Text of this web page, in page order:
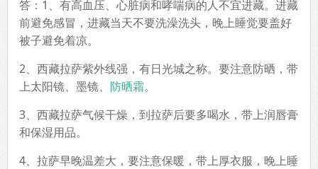
答：1、有高血压、心脏病和哮喘病的人不宜进藏。进藏
前避免感冒，进藏当天不要洗澡洗头，晚上睡觉要盖好
被子避免着凉。
2、西藏拉萨紫外线强，有日光城之称。要注意防晒，带
上太阳镜、墨镜、 防晒霜。
3、西藏拉萨气候干燥，到拉萨后要多喝水，带上润唇膏
和保湿用品。
4、拉萨早晚温差大，要注意保暖，带上厚衣服，晚上睡